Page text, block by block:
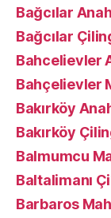
Bağcılar
Bağcılar
Bahcelievler
Bahçelievler
Bakırköy
Bakırköy
Balmumcu
Baltalimanı
Barbaros